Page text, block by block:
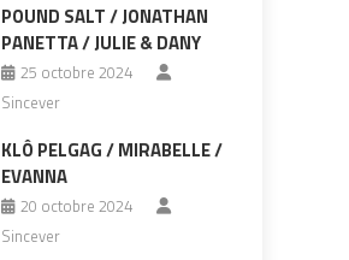
POUND SALT / JONATHAN
PANETTA / JULIE & DANY
25 octobre 2024
Sincever
KLÔ PELGAG / MIRABELLE /
EVANNA
20 octobre 2024
Sincever